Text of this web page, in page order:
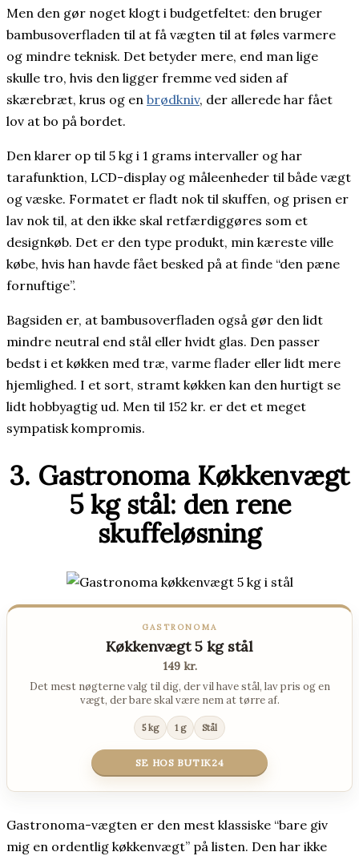
Men den gør noget klogt i budgetfeltet: den bruger
bambusoverfladen til at få vægten til at føles varmere
og mindre teknisk. Det betyder mere, end man lige
skulle tro, hvis den ligger fremme ved siden af
skærebræt, krus og en brødkniv, der allerede har fået
lov at bo på bordet.
Den klarer op til 5 kg i 1 grams intervaller og har
tarafunktion, LCD-display og måleenheder til både vægt
og væske. Formatet er fladt nok til skuffen, og prisen er
lav nok til, at den ikke skal retfærdiggøres som et
designkøb. Det er den type produkt, min kæreste ville
købe, hvis han havde fået besked på at finde “den pæne
fornuftige”.
Bagsiden er, at bambusoverfladen også gør den lidt
mindre neutral end stål eller hvidt glas. Den passer
bedst i et køkken med træ, varme flader eller lidt mere
hjemlighed. I et sort, stramt køkken kan den hurtigt se
lidt hobbyagtig ud. Men til 152 kr. er det et meget
sympatisk kompromis.
3. Gastronoma Køkkenvægt
5 kg stål: den rene
skuffeløsning
GASTRONOMA
Køkkenvægt 5 kg stål
149 kr.
Det mest nøgterne valg til dig, der vil have stål, lav pris og en
vægt, der bare skal være nem at tørre af.
5 kg 1 g Stål
SE HOS BUTIK24
Gastronoma-vægten er den mest klassiske “bare giv
mig en ordentlig køkkenvægt” på listen. Den har ikke